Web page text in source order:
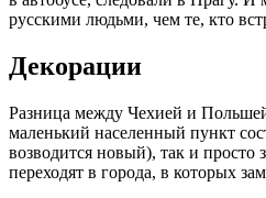
русскими людьми, чем те, кто
Декорации
Разница между Чехией и
маленький населенный пункт
возводится новый), так и просто
переходят в города, в которых